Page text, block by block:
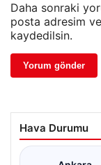
Daha sonraki
posta adresim
kaydedilsin.
Hava Durumu